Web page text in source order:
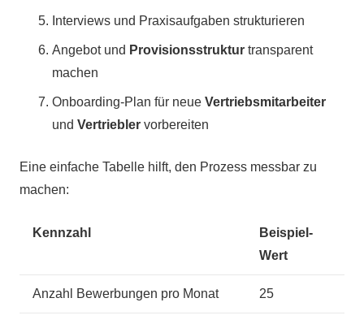
Interviews und Praxisaufgaben strukturieren
Angebot und Provisionsstruktur transparent
machen
Onboarding-Plan für neue Vertriebsmitarbeiter
und Vertriebler vorbereiten
Eine einfache Tabelle hilft, den Prozess messbar zu
machen:
Kennzahl
Beispiel-
Wert
Anzahl Bewerbungen pro Monat 25